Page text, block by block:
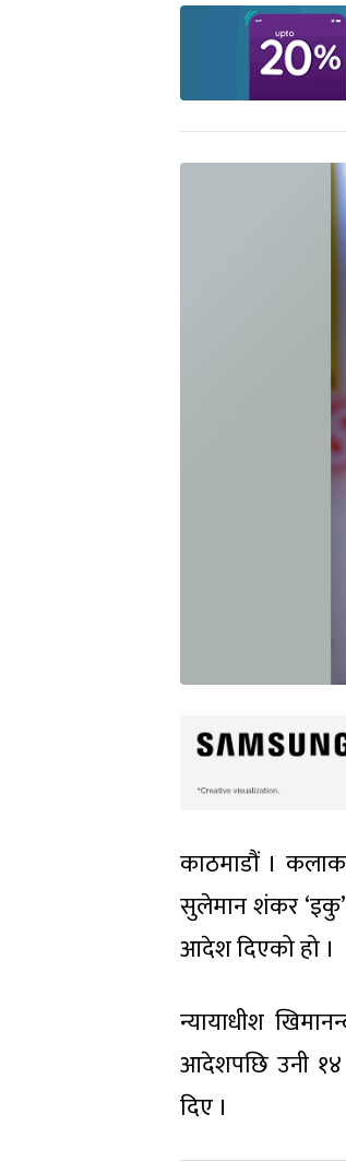
काठमाडौं ।
सुलेमान शंकर
आदेश दिएको हो ।
न्यायाधीश
आदेशपछि उनी १४
दिए ।